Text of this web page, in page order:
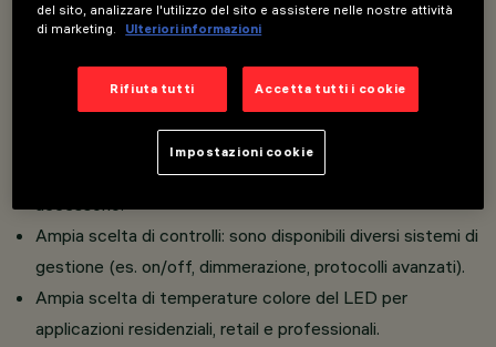
geometria conica che ottimizza il controllo del
distribuzione omogenea della luce.
L’apparecchio può essere installato nella versione
standard con Frame oppure nella versione
completamente a filo soffitto grazie a un apposito
accessorio.
Ampia scelta di controlli: sono disponibili diversi sistemi di
gestione (es. on/off, dimmerazione, protocolli avanzati).
Ampia scelta di temperature colore del LED per
applicazioni residenziali, retail e professionali.
del sito, analizzare l'utilizzo del sito e assistere nelle nostre attività
di marketing.
Ulteriori informazioni
Rifiuta tutti Accetta tutti i cookie
Impostazioni cookie